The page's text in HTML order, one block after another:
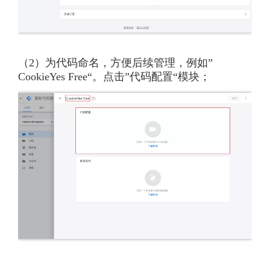
（2）为代码命名，方便后续管理，例如”
CookieYes Free“。点击”代码配置“模块；